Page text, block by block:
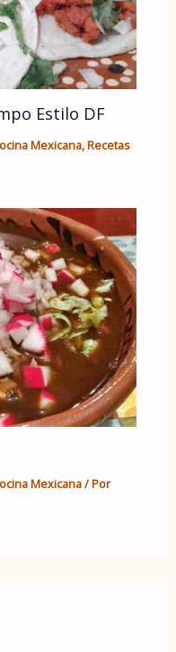
Estilo DF
Mexicana,Recetas
Mexicana/ Por